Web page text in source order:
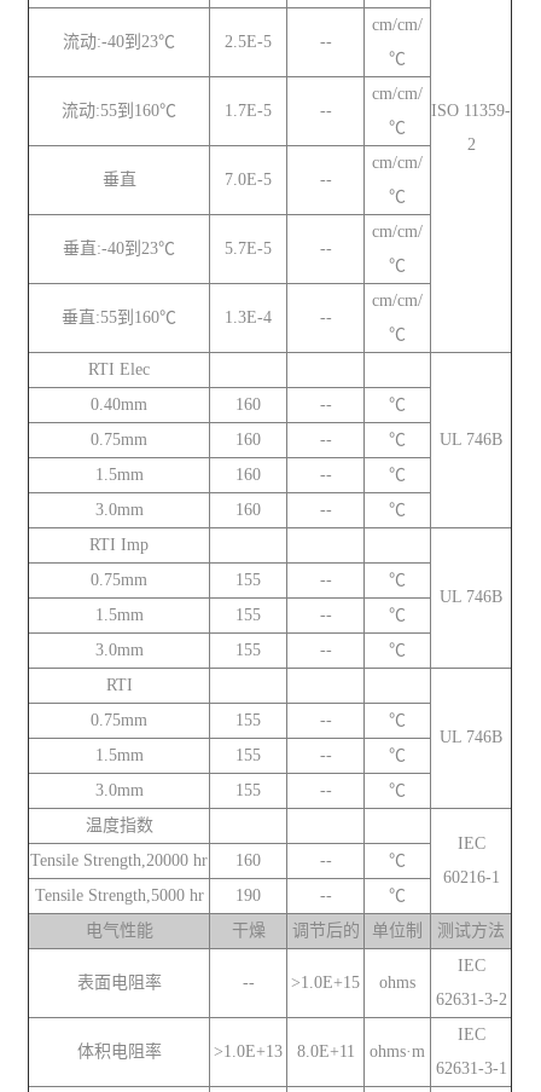
ISO 11359-
2
流动:-40到23℃ 2.5E-5 --
cm/cm/
℃
流动:55到160℃ 1.7E-5 --
cm/cm/
℃
垂直 7.0E-5 --
cm/cm/
℃
垂直:-40到23℃ 5.7E-5 --
cm/cm/
℃
垂直:55到160℃ 1.3E-4 --
cm/cm/
℃
RTI Elec
UL 746B
0.40mm 160 --
℃
0.75mm
160 --
℃
1.5mm
160 --
℃
3.0mm
160 --
℃
RTI Imp
UL 746B
0.75mm 155 --
℃
1.5mm
155 --
℃
3.0mm
155 --
℃
RTI
UL 746B
0.75mm 155 --
℃
1.5mm
155 --
℃
3.0mm
155 --
℃
温度指数
IEC
60216-1
Tensile Strength,20000 hr 160 --
℃
Tensile Strength,5000 hr
190 --
℃
电气性能
干燥 调节后的 单位制 测试方法
表面电阻率 -- >1.0E+15 ohms
IEC
62631-3-2
体积电阻率 >1.0E+13 8.0E+11 ohms·m
IEC
62631-3-1